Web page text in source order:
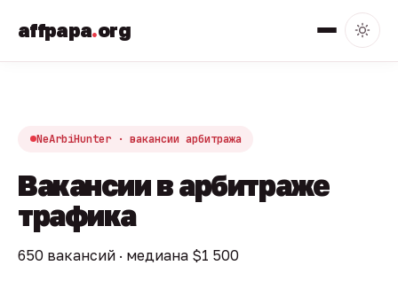
affpapa.org
NeArbiHunter · вакансии арбитража
Вакансии в арбитраже
трафика
650 вакансий · медиана $1 500